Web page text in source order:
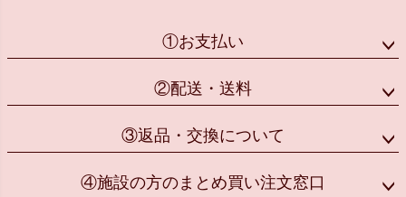
①お支払い
②配送・送料
③返品・交換について
④施設の方のまとめ買い注文窓口